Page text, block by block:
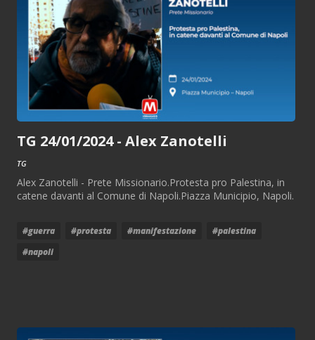
TG 24/01/2024 - Alex Zanotelli
TG
Alex Zanotelli - Prete Missionario.Protesta pro Palestina, in
catene davanti al Comune di Napoli.Piazza Municipio, Napoli.
#guerra #protesta #manifestazione
#palestina
#napoli